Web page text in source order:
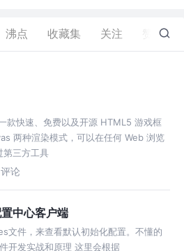
沸点 收藏集 关注 45
款快速、免费以及开源 HTML5 游戏框
两种渲染模式，可以在任何 Web 浏览
第三方工具
评论
中心客户端
件，来查看默认初始化配置。不懂的
开发实战和原理 这里会根据